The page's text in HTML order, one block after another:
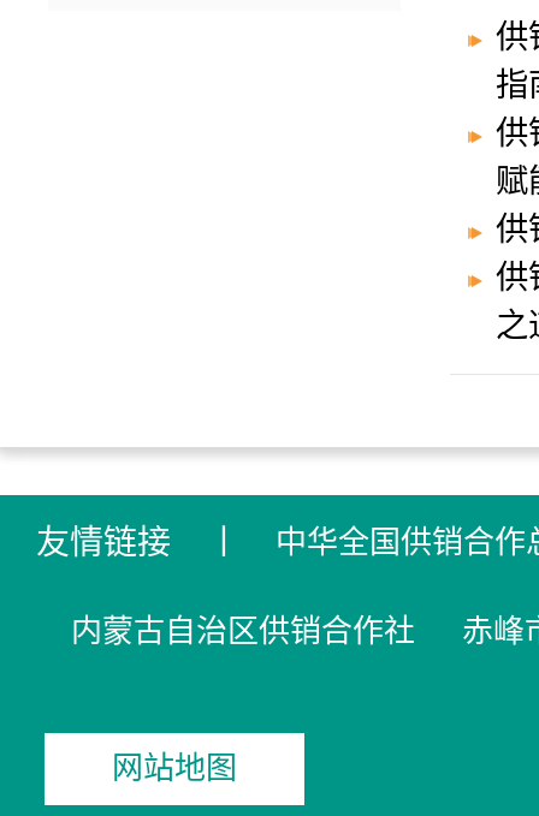
供
指
供
赋
供
供
之
友情链接 中华全国供销合作
内蒙古自治区供销合作社 赤峰
网站地图